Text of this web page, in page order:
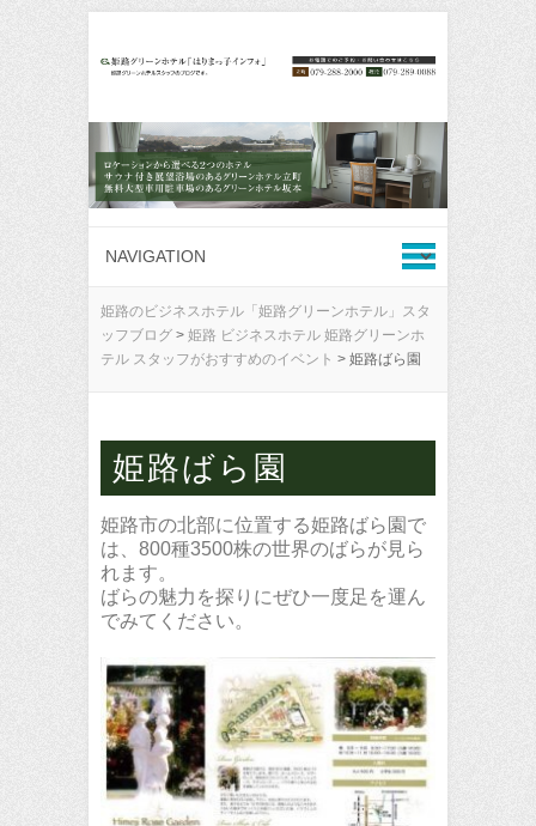
姫路のビジネスホテル「姫路グリーンホテル」スタ
ッフブログ > 姫路 ビジネスホテル 姫路グリーンホ
テル スタッフがおすすめのイベント > 姫路ばら園
姫路ばら園
姫路市の北部に位置する姫路ばら園で
は、800種3500株の世界のばらが見ら
れます。
ばらの魅力を探りにぜひ一度足を運ん
でみてください。